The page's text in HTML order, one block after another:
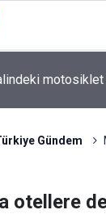
Günü’nde Ebru
Gündem
otellere